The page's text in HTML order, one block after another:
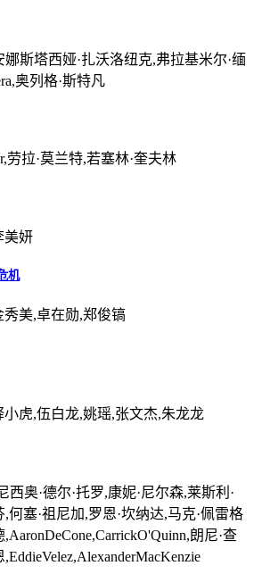
娜斯塔西娅·扎沃洛纽克,弗拉基米尔·缅
奥列格·斯特凡
劳拉·莫兰特,若塞林·奎夫林
美妍
机
秀美,卓在勋,郑俊镐
虎,伍白龙,姚瑶,张文杰,朱龙龙
西奥·德尔·托罗,康妮·尼尔森,莱斯利·
,何塞·祖尼加,罗恩·坎纳达,马克·佩雷格
朗尼·查